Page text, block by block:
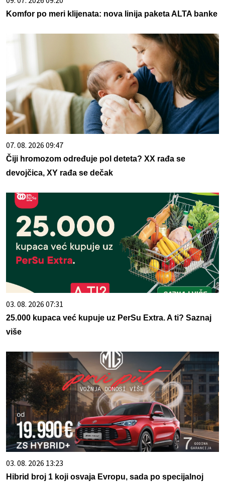
Komfor po meri klijenata: nova linija paketa ALTA banke
07. 08. 2026 09:47
Čiji hromozom određuje pol deteta? XX rađa se
devojčica, XY rađa se dečak
03. 08. 2026 07:31
25.000 kupaca već kupuje uz PerSu Extra. A ti? Saznaj
više
03. 08. 2026 13:23
Hibrid broj 1 koji osvaja Evropu, sada po specijalnoj